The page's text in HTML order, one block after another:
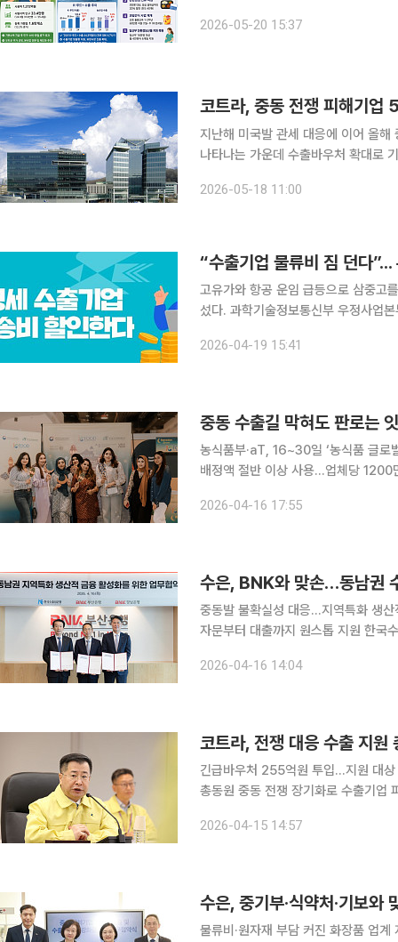
하고, 수출과 먹거리 복지를 통해 농
2026-05-20 15:37
코트라, 중동 전쟁 피해기
지난해 미국발 관세 대응에 이어 올
나타나는 가운데 수출바우처 확대로 기업
달 7일 긴급지원바우처 지원대상
2026-05-18 11:00
고유가와 항공 운임 급등으로 삼중고
섰다. 과학기술정보통신부 우정사업본부는 20일부터 내달 31일까지 국제우편 계약 고객을 대상으
조치는 국제 유가 상승에 따른 항공
2026-04-19 15:41
중동 수출길 막혀도 판로는
농식품부·aT, 16~30일 ‘농식품 글로
배정액 절반 이상 사용…업체당 1200만원 지원 중동 전쟁 장기화로 해상 운
접 골라 활용할 수 있는 맞춤형 방식
2026-04-16 17:55
수은, BNK와 맞손…동남권
중동발 불확실성 대응…지역특화 생
자문부터 대출까지 원스톱 지원 한국수출입은행이 BNK금융지주와 손잡고 동남권 수출기업 지원
2026-04-16 14:04
코트라, 전쟁 대응 수출 지
긴급바우처 255억원 투입…지원 대
총동원 중동 전쟁 장기화로 수출기업 피해가 확대되자 대한무역투자진흥공사(코트라)가 긴급 지원
가동이다. 산업통상부와 코트라
2026-04-15 14:57
수은, 중기부·식약처·기보
물류비·원자재 부담 커진 화장품 업